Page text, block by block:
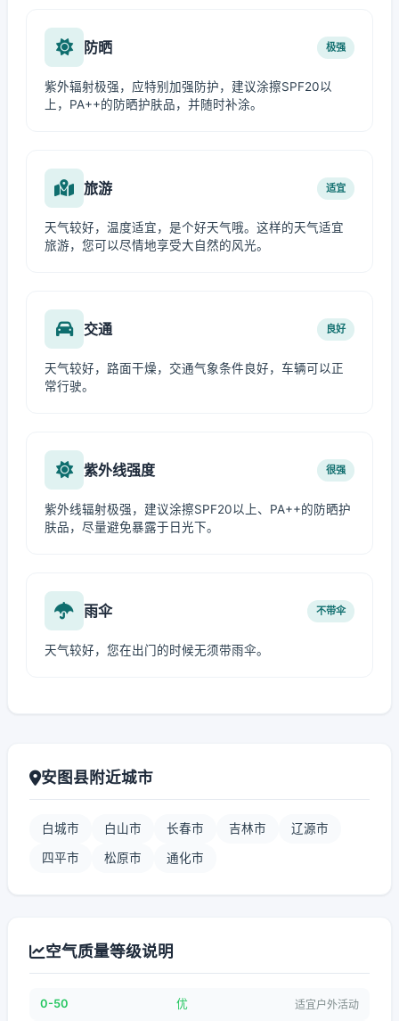
防晒 极强
紫外辐射极强，应特别加强防护，建议涂擦SPF20以
上，PA++的防晒护肤品，并随时补涂。
旅游 适宜
天气较好，温度适宜，是个好天气哦。这样的天气适宜
旅游，您可以尽情地享受大自然的风光。
交通 良好
天气较好，路面干燥，交通气象条件良好，车辆可以正
常行驶。
紫外线强度 很强
紫外线辐射极强，建议涂擦SPF20以上、PA++的防晒护
肤品，尽量避免暴露于日光下。
雨伞 不带伞
天气较好，您在出门的时候无须带雨伞。
安图县附近城市
白城市 白山市 长春市 吉林市 辽源市
四平市 松原市 通化市
空气质量等级说明
0-50 优 适宜户外活动